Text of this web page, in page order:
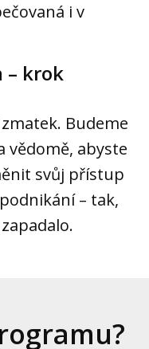
i v
– krok
Budeme
vědomě, abyste
svůj přístup
– tak,